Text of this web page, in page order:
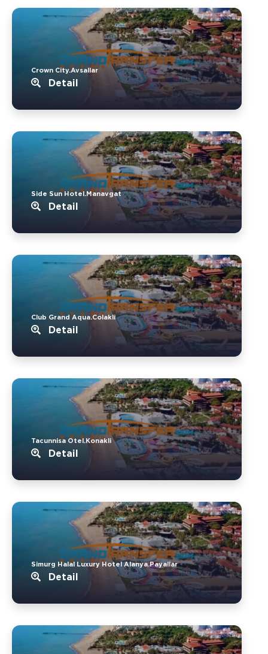
Crown City.Avsallar
Detail
Side Sun Hotel.Manavgat
Detail
Club Grand Aqua.Colakli
Detail
Tacunnisa Otel.Konakli
Detail
Simurg Halal Luxury Hotel Alanya.Payallar
Detail